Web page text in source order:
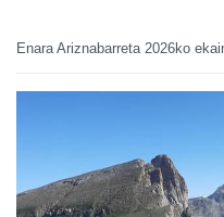
Enara Ariznabarreta 2026ko